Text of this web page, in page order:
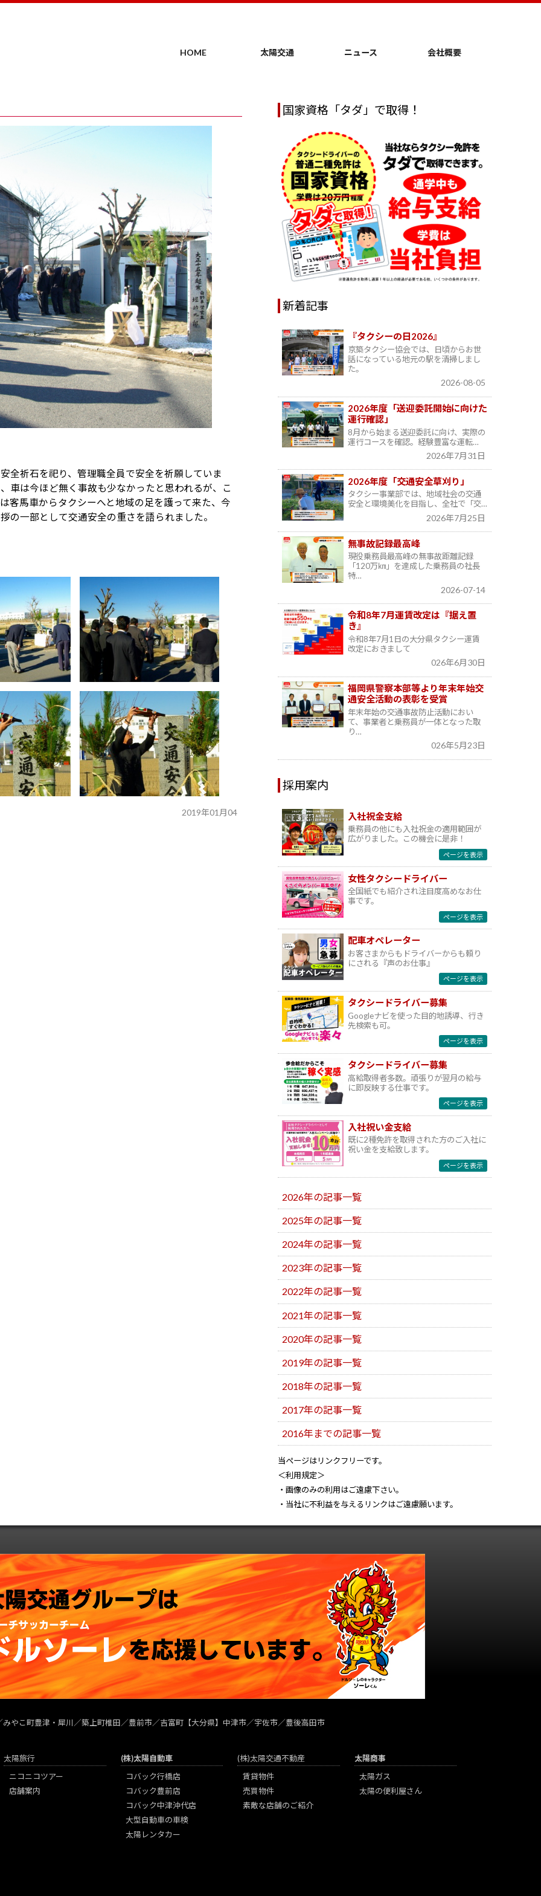
HOME 太陽交通 ニュース 会社概要
祈石を祀り、管理職全員で安全を祈願していま
車は今ほど無く事故も少なかったと思われるが、こ
客馬車からタクシーへと地域の足を護って来た、今
の一部として交通安全の重さを語られました。
2019年01月04
国家資格「タダ」で取得！
新着記事
『タクシーの日2026』
京築タクシー協会では、日頃からお世
話になっている地元の駅を清掃しまし
た。
2026-08-05
2026年度「送迎委託開始に向けた
運行確認」
8月から始まる送迎委託に向け、実際の
運行コースを確認。経験豊富な運転…
2026年7月31日
2026年度「交通安全草刈り」
タクシー事業部では、地域社会の交通
安全と環境美化を目指し、全社で「交…
2026年7月25日
無事故記録最高峰
現役乗務員最高峰の無事故距離記録
「120万㎞」を達成した乗務員の社長
特…
2026-07-14
令和8年7月運賃改定は『据え置
き』
令和8年7月1日の大分県タクシー運賃
改定におきまして
026年6月30日
福岡県警察本部等より年末年始交
通安全活動の表彰を受賞
年末年始の交通事故防止活動におい
て、事業者と乗務員が一体となった取
り…
026年5月23日
採用案内
入社祝金支給
乗務員の他にも入社祝金の適用範囲が
広がりました。この機会に是非！
ページを表示
女性タクシードライバー
全国紙でも紹介され注目度高めなお仕
事です。
ページを表示
配車オペレーター
お客さまからもドライバーからも頼り
にされる『声のお仕事』
ページを表示
タクシードライバー募集
Googleナビを使った目的地誘導、行き
先検索も可。
ページを表示
タクシードライバー募集
高給取得者多数。頑張りが翌月の給与
に即反映する仕事です。
ページを表示
入社祝い金支給
既に2種免許を取得された方のご入社に
祝い金を支給致します。
ページを表示
2026年の記事一覧
2025年の記事一覧
2024年の記事一覧
2023年の記事一覧
2022年の記事一覧
2021年の記事一覧
2020年の記事一覧
2019年の記事一覧
2018年の記事一覧
2017年の記事一覧
2016年までの記事一覧
当ページはリンクフリーです。
＜利用規定＞
・画像のみの利用はご遠慮下さい。
・当社に不利益を与えるリンクはご遠慮願います。
やこ町豊津・犀川／築上町椎田／豊前市／吉富町【大分県】中津市／宇佐市／豊後高田市
太陽旅行
ニコニコツアー
店舗案内
(株)太陽自動車
コバック行橋店
コバック豊前店
コバック中津沖代店
大型自動車の車検
太陽レンタカー
(株)太陽交通不動産
賃貸物件
売買物件
素敵な店舗のご紹介
太陽商事
太陽ガス
太陽の便利屋さん